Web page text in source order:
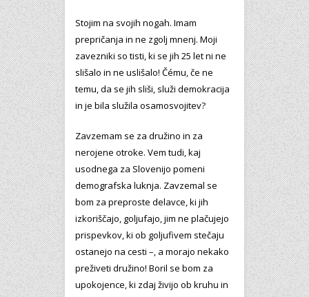
Stojim na svojih nogah. Imam
prepričanja in ne zgolj mnenj. Moji
zavezniki so tisti, ki se jih 25 let ni ne
slišalo in ne uslišalo! Čému, če ne
temu, da se jih sliši, služi demokracija
in je bila služila osamosvojitev?
Zavzemam se za družino in za
nerojene otroke. Vem tudi, kaj
usodnega za Slovenijo pomeni
demografska luknja. Zavzemal se
bom za preproste delavce, ki jih
izkoriščajo, goljufajo, jim ne plačujejo
prispevkov, ki ob goljufivem stečaju
ostanejo na cesti –, a morajo nekako
preživeti družino! Boril se bom za
upokojence, ki zdaj živijo ob kruhu in